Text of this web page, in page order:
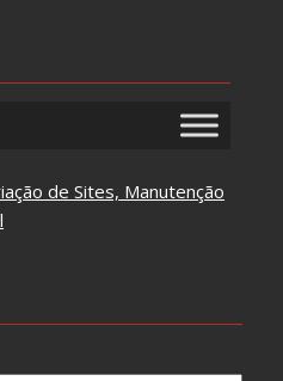
de Sites, Manutenção